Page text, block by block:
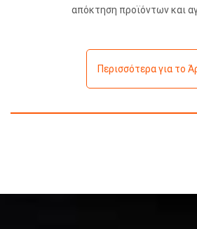
απόκτηση προϊόντων και
Περισσότερα για το